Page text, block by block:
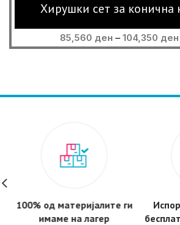
Хирушки сет за конична
85,560 ден – 104,350 ден
100% од материјалите ги
имаме на лагер